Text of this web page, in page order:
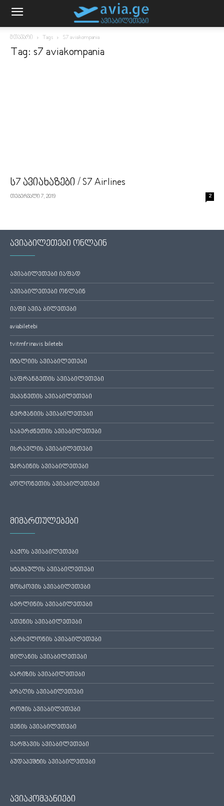
მთავარი Tags S7 aviakompania
Tag: s7 aviakompania
ს7 ავიახაზები / S7 Airlines
თებერვალი 7, 2019 2
ავიაბილეთები ონლაინ
ავიაბილეთები იაფად
ავიაბილეთები ონლაინ
იაფი ავია ბილეთები
aviabiletebi
tvitmfrinavis biletebi
იტალიის ავიაბილეთები
საფრანგეთის ავიაბილეთები
ესპანეთის ავიაბილეთები
გერმანიის ავიაბილეთები
საბერძნეთის ავიაბილეთები
ისრაელის ავიაბილეთები
უკრაინის ავიაბილეთები
პოლონეთის ავიაბილეთები
მიმართულებები
ბაქოს ავიაბილეთები
სტამბულის ავიაბილეთები
მოსკოვის ავიაბილეთები
ბერლინის ავიაბილეთები
ათენის ავიაბილეთები
ბარსელონის ავიაბილეთები
მილანის ავიაბილეთები
პარიზის ავიაბილეთები
პრაღის ავიაბილეთები
რომის ავიაბილეთები
ვენის ავიაბილეთები
ვარშავის ავიაბილეთები
ბუდაპეშტის ავიაბილეთები
ავიაკომპანიები